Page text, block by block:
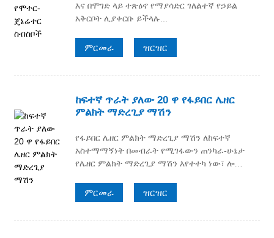
እና በሞገድ ላይ ተጽዕኖ የማያሳድር ገለልተኛ የኃይል
አቅርቦት ሊያቀርቡ ይችላሉ...
ምርመራ ዝርዝር
ከፍተኛ ጥራት ያለው 20 ዋ የፋይበር ሌዘር
ምልክት ማድረጊያ ማሽን
የፋይበር ሌዘር ምልክት ማድረጊያ ማሽን ለከፍተኛ
አስተማማኝነት በመብራት የሚገፋውን ጠንካራ-ሁኔታ
የሌዘር ምልክት ማድረጊያ ማሽን እየተተካ ነው፣ ሎ…
ምርመራ ዝርዝር